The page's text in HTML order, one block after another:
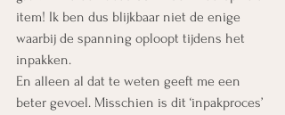
item! Ik ben dus blijkbaar niet de enige
waarbij de spanning oploopt tijdens het
inpakken.
En alleen al dat te weten geeft me een
beter gevoel. Misschien is dit ‘inpakproces’